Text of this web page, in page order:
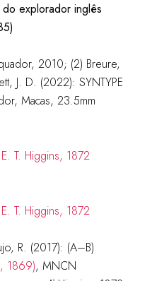
explorador inglês
2010; (2) Breure,
J. D. (2022): SYNTYPE
Macas, 23.5mm
R. (2017): (A–B)
1869), MNCN